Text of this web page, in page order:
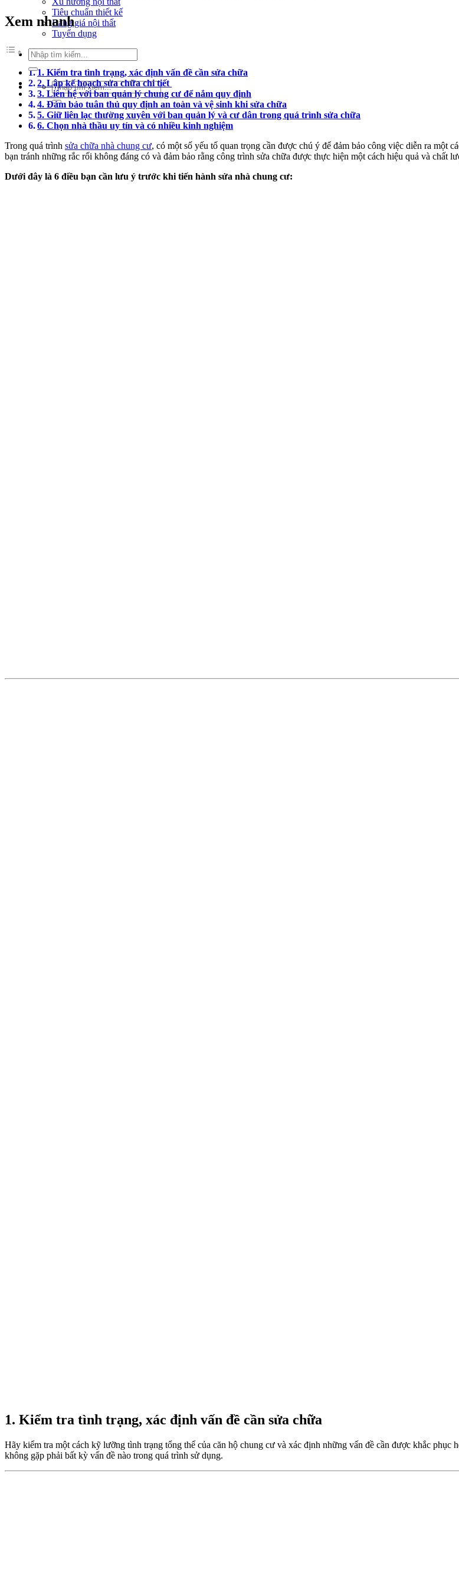
Tiêu chuẩn thiết kế
Bảng giá nội thất
Tuyển dụng
Tìm
kiếm:
Tìm
kiếm:
Xem nhanh
1. Kiểm tra tình trạng, xác định vấn đề cần sửa chữa
2. Lập kế hoạch sửa chữa chi tiết
3. Liên hệ với ban quản lý chung cư để nắm quy định
4. Đảm bảo tuân thủ quy định an toàn và vệ sinh khi sửa chữa
5. Giữ liên lạc thường xuyên với ban quản lý và cư dân trong quá trình sửa chữa
6. Chọn nhà thầu uy tín và có nhiều kinh nghiệm
Trong quá trình sửa chữa nhà chung cư, có một số yếu tố quan trọng cần được chú ý để đảm bảo công việc diễn ra
bạn tránh những rắc rối không đáng có và đảm bảo rằng công trình sửa chữa được thực hiện một cách hiệu quả và chất
Dưới đây là 6 điều bạn cần lưu ý trước khi tiến hành sửa nhà chung cư:
1. Kiểm tra tình trạng, xác định vấn đề cần sửa chữa
Hãy kiểm tra một cách kỹ lưỡng tình trạng tổng thể của căn hộ chung cư và xác định những vấn đề cần được khắc phục
không gặp phải bất kỳ vấn đề nào trong quá trình sử dụng.